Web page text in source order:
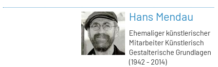
Hans Mendau
Ehemaliger künstlerischer
Mitarbeiter Künstlerisch
Gestalterische Grundlagen
(1942 - 2014)